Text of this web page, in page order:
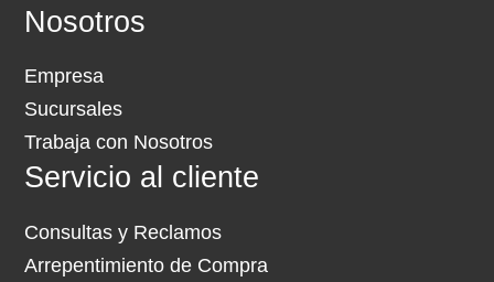
Nosotros
Empresa
Sucursales
Trabaja con Nosotros
Servicio al cliente
Consultas y Reclamos
Arrepentimiento de Compra